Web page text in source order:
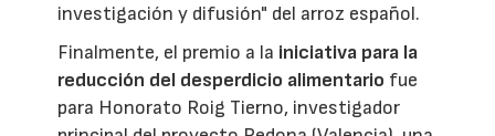
investigación y difusión" del arroz español.
Finalmente, el premio a la iniciativa para la
reducción del desperdicio alimentario fue
para Honorato Roig Tierno, investigador